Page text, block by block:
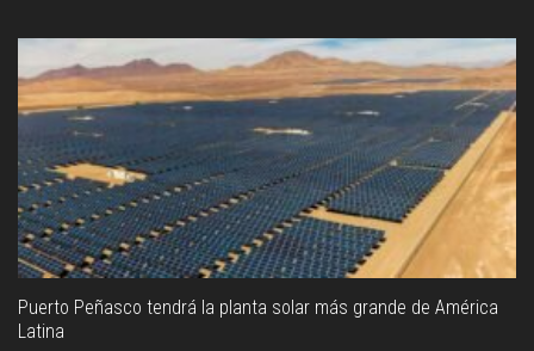
Puerto Peñasco tendrá la planta solar más grande de América
Latina